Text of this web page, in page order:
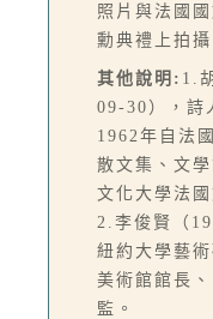
照片與法國
勳典禮上拍
其他說明: 1.
09-30），詩
1962年自法
散文集、文
文化大學法國
2.李俊賢（
紐約大學藝
美術館館長
監。